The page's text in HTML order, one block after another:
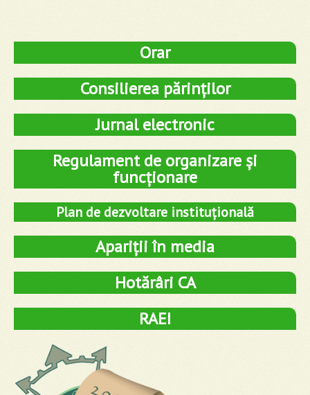
Orar
Consilierea părinților
Jurnal electronic
Regulament de organizare și
funcționare
Plan de dezvoltare instituțională
Apariții în media
Hotărâri CA
RAEI